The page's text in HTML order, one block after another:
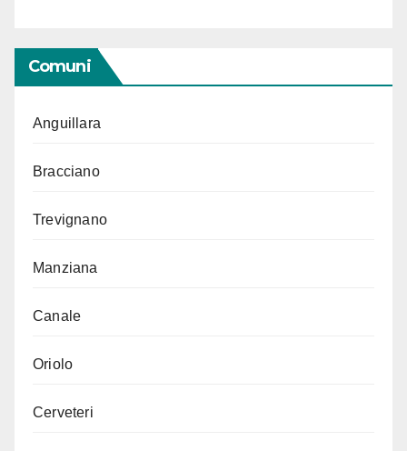
Comuni
Anguillara
Bracciano
Trevignano
Manziana
Canale
Oriolo
Cerveteri